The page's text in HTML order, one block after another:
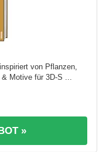
von Pflanzen,
Motive für 3D-S ...
»